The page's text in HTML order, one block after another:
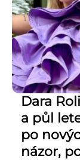
Dara
a půl
po
názor,